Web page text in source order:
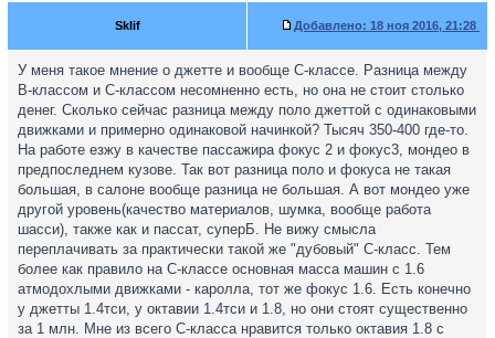
Sklif Добавлено: 18 ноя 2016, 21:28
У меня такое мнение о джетте и вообще С-классе. Разница между
В-классом и С-классом несомненно есть, но она не стоит столько
денег. Сколько сейчас разница между поло джеттой с одинаковыми
движками и примерно одинаковой начинкой? Тысяч 350-400 где-то.
На работе езжу в качестве пассажира фокус 2 и фокус3, мондео в
предпоследнем кузове. Так вот разница поло и фокуса не такая
большая, в салоне вообще разница не большая. А вот мондео уже
другой уровень(качество материалов, шумка, вообще работа
шасси), также как и пассат, суперБ. Не вижу смысла
переплачивать за практически такой же "дубовый" С-класс. Тем
более как правило на С-классе основная масса машин с 1.6
атмодохлыми движками - каролла, тот же фокус 1.6. Есть конечно
у джетты 1.4тси, у октавии 1.4тси и 1.8, но они стоят существенно
за 1 млн. Мне из всего С-класса нравится только октавия 1.8 с